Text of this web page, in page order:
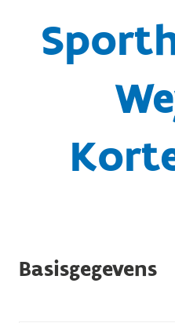
Basisgegevens